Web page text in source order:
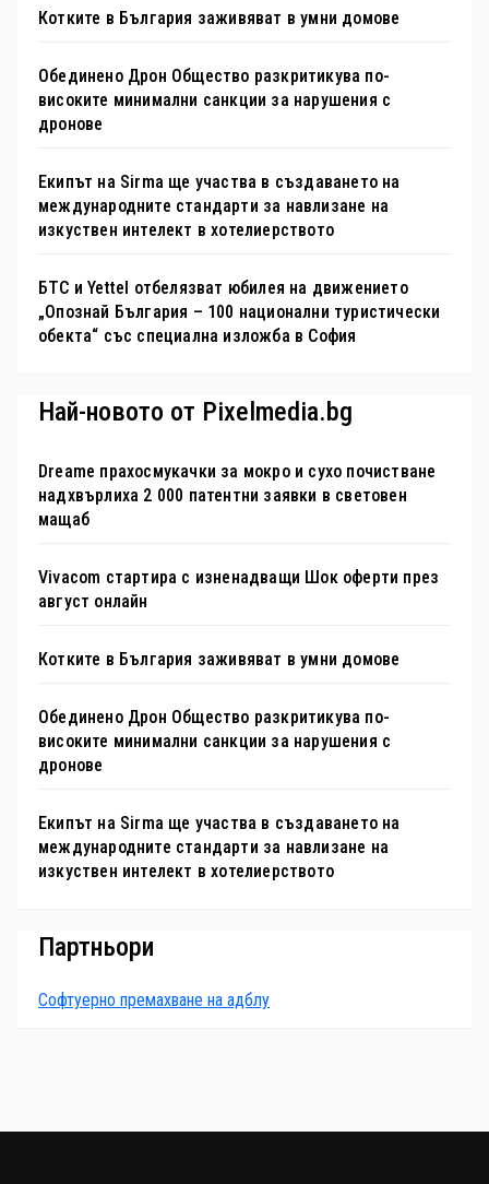
Котките в България заживяват в умни домове
Обединено Дрон Общество разкритикува по-
високите минимални санкции за нарушения с
дронове
Екипът на Sirma ще участва в създаването на
международните стандарти за навлизане на
изкуствен интелект в хотелиерството
БТС и Yettel отбелязват юбилея на движението
„Опознай България – 100 национални туристически
обекта“ със специална изложба в София
Най-новото от Pixelmedia.bg
Dreame прахосмукачки за мокро и сухо почистване
надхвърлиха 2 000 патентни заявки в световен
мащаб
Vivacom стартира с изненадващи Шок оферти през
август онлайн
Котките в България заживяват в умни домове
Обединено Дрон Общество разкритикува по-
високите минимални санкции за нарушения с
дронове
Екипът на Sirma ще участва в създаването на
международните стандарти за навлизане на
изкуствен интелект в хотелиерството
Партньори
Софтуерно премахване на адблу